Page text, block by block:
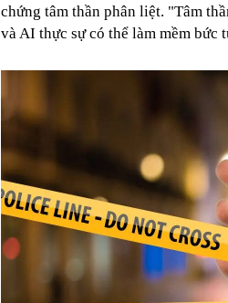
chứng tâm thần phân liệt. "Tâm
và AI thực sự có thể làm mềm bức